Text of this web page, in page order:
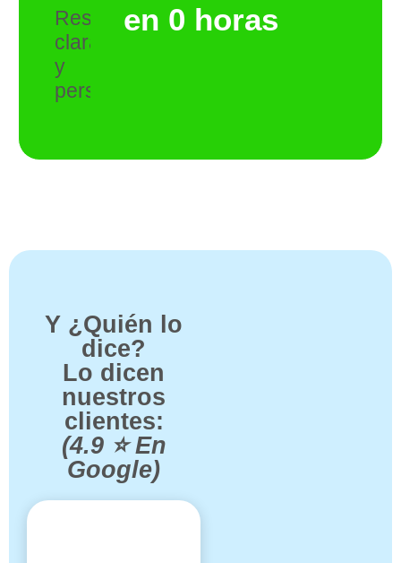
Respuestas
claras
y
personalizadas
en 0 horas
Y ¿Quién lo
dice?
Lo dicen
nuestros
clientes:
(4.9 ⭐ En
Google)